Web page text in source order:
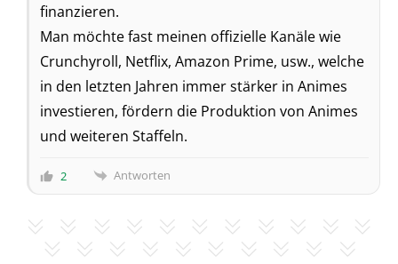
finanzieren.
Man möchte fast meinen offizielle Kanäle wie
Crunchyroll, Netflix, Amazon Prime, usw., welche
in den letzten Jahren immer stärker in Animes
investieren, fördern die Produktion von Animes
und weiteren Staffeln.
2 Antworten